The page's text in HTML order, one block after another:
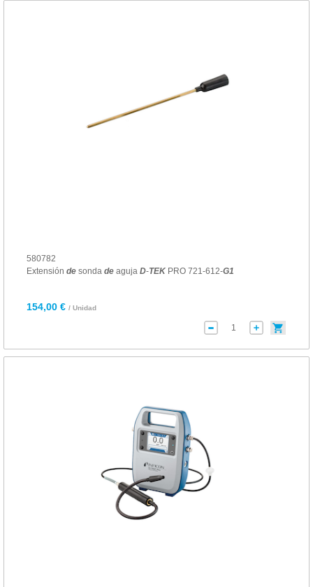
580782
Extensión desonda deaguja D-TEKPRO 721-612-G1
154,00 € / Unidad